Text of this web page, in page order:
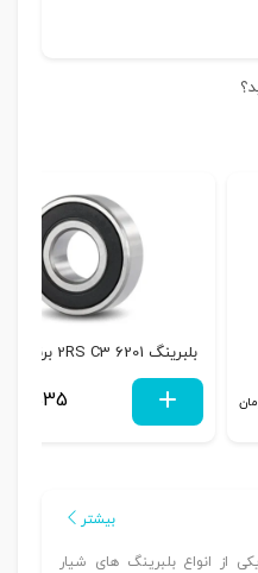
بلبرینگ 6201 2RS C3 برند SKF
130,535
بیشتر
بلبرینگ 6305 2RS برند NACHI یکی از انواع بلبرینگ های شیار